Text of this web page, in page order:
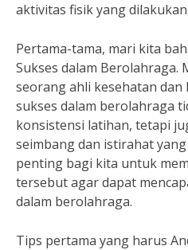
aktivitas fisik yang dilakukan.
Pertama-tama, mari kita
Sukses dalam Berolahraga.
seorang ahli kesehatan dan
sukses dalam berolahraga
konsistensi latihan, tetapi
seimbang dan istirahat
penting bagi kita untuk
tersebut agar dapat
dalam berolahraga.
Tips pertama yang harus